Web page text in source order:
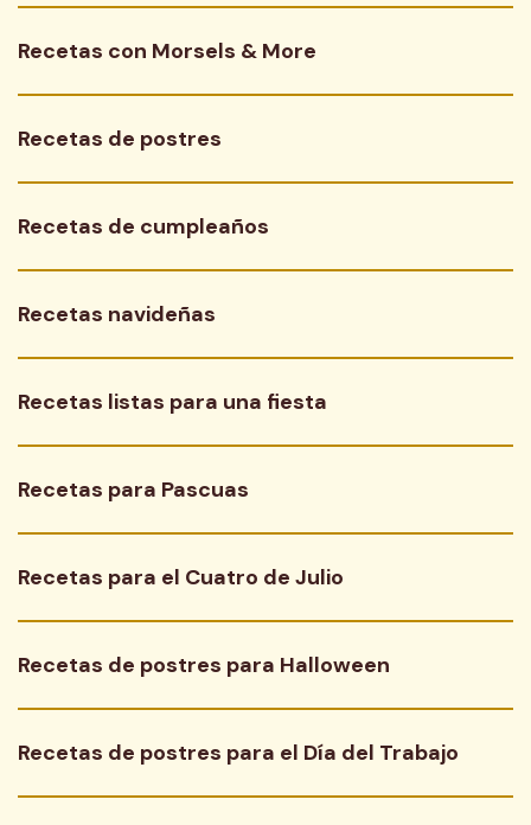
Recetas con Morsels & More
Recetas de postres
Recetas de cumpleaños
Recetas navideñas
Recetas listas para una fiesta
Recetas para Pascuas
Recetas para el Cuatro de Julio
Recetas de postres para Halloween
Recetas de postres para el Día del Trabajo